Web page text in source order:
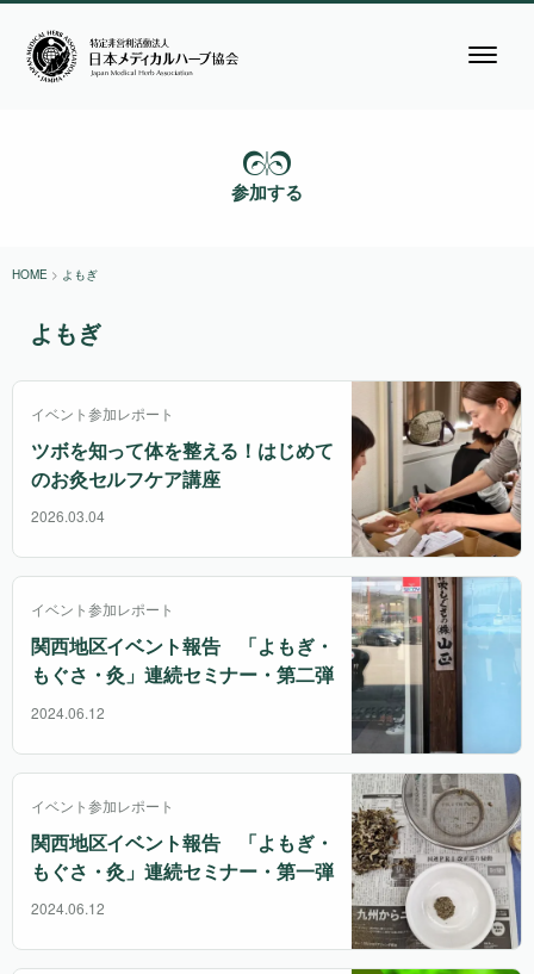
参加する
HOME > よもぎ
よもぎ
イベント参加レポート
ツボを知って体を整える！はじめて
のお灸セルフケア講座
2026.03.04
イベント参加レポート
関西地区イベント報告 「よもぎ・
もぐさ・灸」連続セミナー・第二弾
2024.06.12
イベント参加レポート
関西地区イベント報告 「よもぎ・
もぐさ・灸」連続セミナー・第一弾
2024.06.12